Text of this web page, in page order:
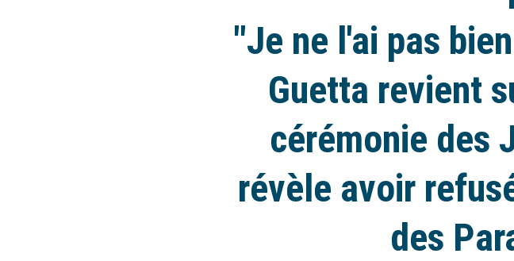
"Je ne l'ai pas
Guetta revient
cérémonie des
révèle avoir
des